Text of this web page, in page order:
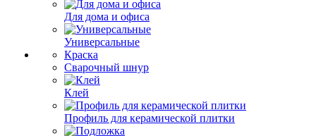
Для дома и офиса
Универсальные
Краска
Сварочный шнур
Клей
Профиль для керамической плитки